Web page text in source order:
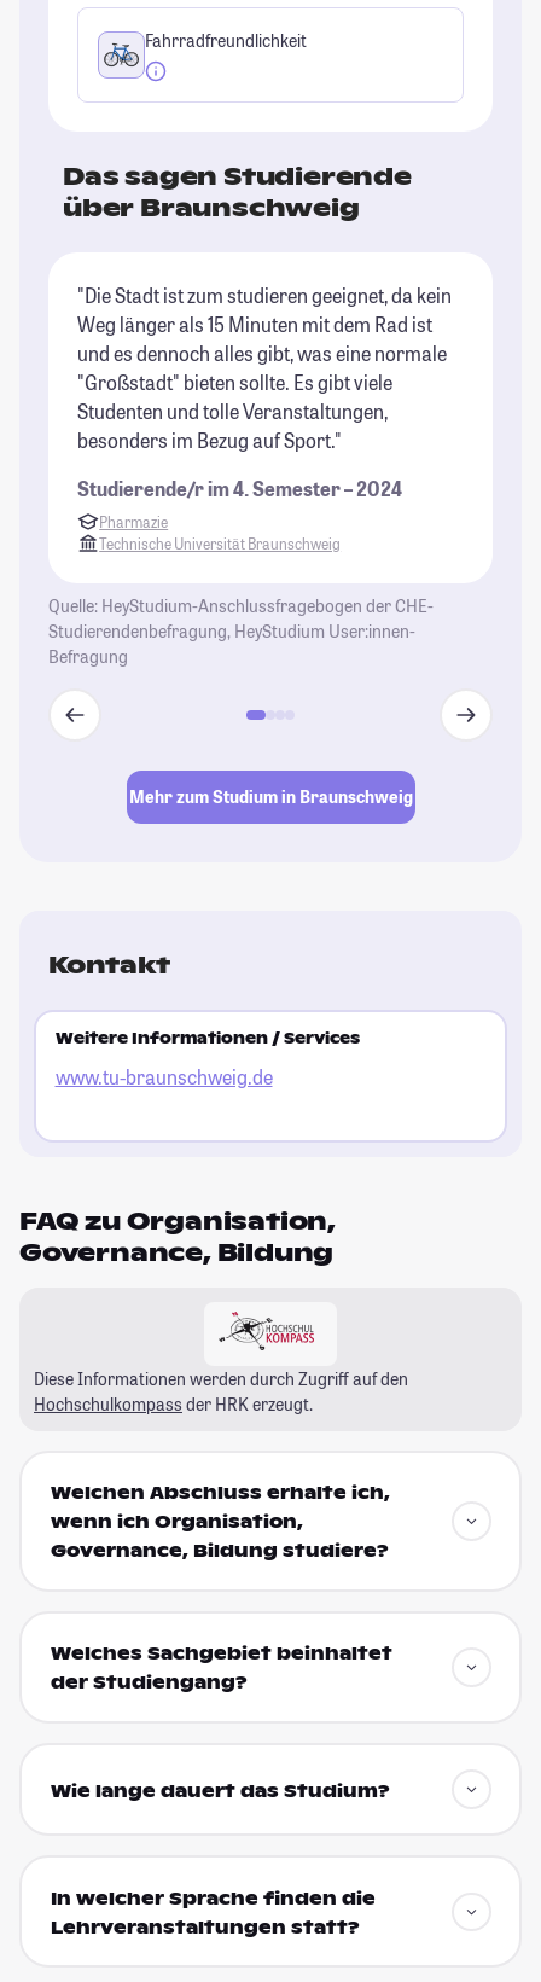
Fahrradfreundlichkeit
Das sagen Studierende
über Braunschweig
"Die Stadt ist zum studieren geeignet, da kein
Weg länger als 15 Minuten mit dem Rad ist
und es dennoch alles gibt, was eine normale
"Großstadt" bieten sollte. Es gibt viele
Studenten und tolle Veranstaltungen,
besonders im Bezug auf Sport."
Studierende/r im 4. Semester – 2024
Pharmazie
Technische Universität Braunschweig
Quelle: HeyStudium-Anschlussfragebogen der CHE-
Studierendenbefragung, HeyStudium User:innen-
Befragung
Mehr zum Studium in Braunschweig
Kontakt
Weitere Informationen / Services
www.tu-braunschweig.de
FAQ zu Organisation,
Governance, Bildung
Diese Informationen werden durch Zugriff auf den
Hochschulkompass der HRK erzeugt.
Welchen Abschluss erhalte ich,
wenn ich Organisation,
Governance, Bildung studiere?
Welches Sachgebiet beinhaltet
der Studiengang?
Wie lange dauert das Studium?
In welcher Sprache finden die
Lehrveranstaltungen statt?